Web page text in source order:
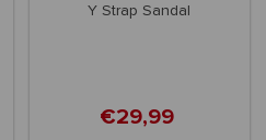
Y Strap Sandal
€29,99